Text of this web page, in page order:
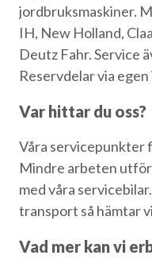
jordbruksmaskiner.
IH, New Holland,
Deutz Fahr. Service
Reservdelar via
Var hittar du oss?
Våra servicepunkter
Mindre arbeten utför
med våra
transport så hämtar
Vad mer kan vi